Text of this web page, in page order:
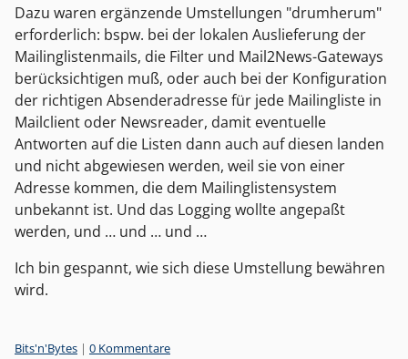
Dazu waren ergänzende Umstellungen "drumherum"
erforderlich: bspw. bei der lokalen Auslieferung der
Mailinglistenmails, die Filter und Mail2News-Gateways
berücksichtigen muß, oder auch bei der Konfiguration
der richtigen Absenderadresse für jede Mailingliste in
Mailclient oder Newsreader, damit eventuelle
Antworten auf die Listen dann auch auf diesen landen
und nicht abgewiesen werden, weil sie von einer
Adresse kommen, die dem Mailinglistensystem
unbekannt ist. Und das Logging wollte angepaßt
werden, und … und … und …
Ich bin gespannt, wie sich diese Umstellung bewähren
wird.
Kategorien:
Bits'n'Bytes | 0 Kommentare